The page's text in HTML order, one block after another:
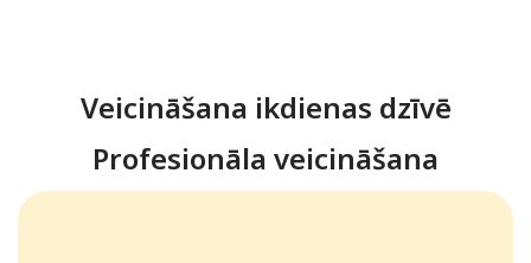
Veicināšana ikdienas dzīvē
Profesionāla veicināšana